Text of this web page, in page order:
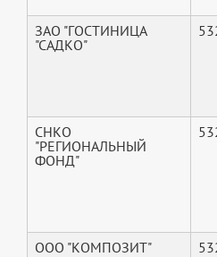
ЗАО "ГОСТИНИЦА
"САДКО"
СНКО
"РЕГИОНАЛЬНЫЙ
ФОНД"
ООО "КОМПОЗИТ"